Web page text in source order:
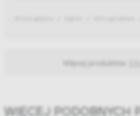
Więcej produktów:
WIĘCEJ PODOBNYCH